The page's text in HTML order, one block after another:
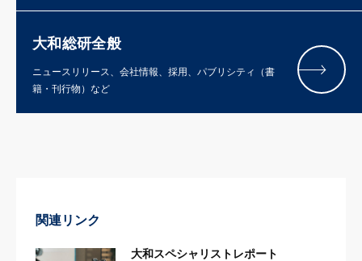
大和総研全般
ニュースリリース、会社情報、採用、パブリシティ（書
籍・刊行物）など
関連リンク
大和スペシャリストレポート